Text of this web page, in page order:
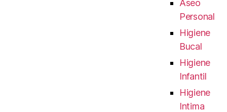
Aseo
Personal
Higiene
Bucal
Higiene
Infantil
Higiene
Intima